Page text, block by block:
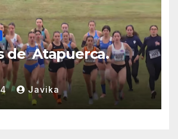
de Atapuerca.
Javika